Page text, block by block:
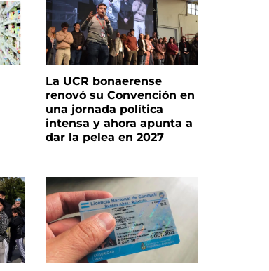
La UCR bonaerense
renovó su Convención en
una jornada política
intensa y ahora apunta a
dar la pelea en 2027